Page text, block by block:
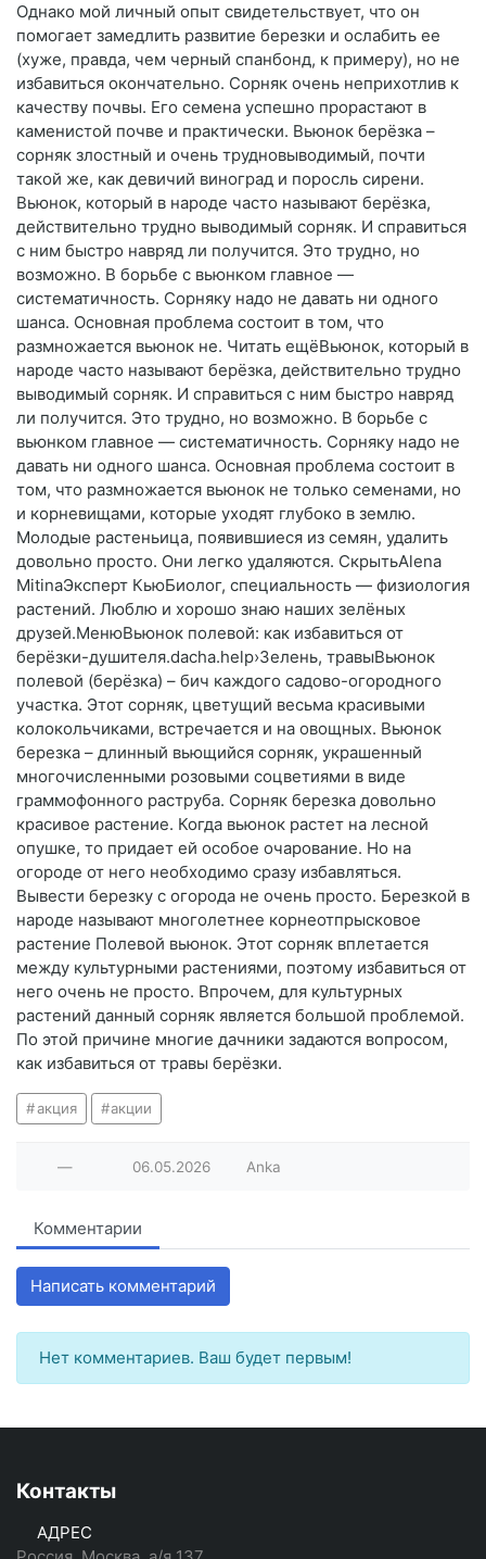
Однако мой личный опыт свидетельствует, что он
помогает замедлить развитие березки и ослабить ее
(хуже, правда, чем черный спанбонд, к примеру), но не
избавиться окончательно. Сорняк очень неприхотлив к
качеству почвы. Его семена успешно прорастают в
каменистой почве и практически. Вьюнок берёзка –
сорняк злостный и очень трудновыводимый, почти
такой же, как девичий виноград и поросль сирени.
Вьюнок, который в народе часто называют берёзка,
действительно трудно выводимый сорняк. И справиться
с ним быстро навряд ли получится. Это трудно, но
возможно. В борьбе с вьюнком главное —
систематичность. Сорняку надо не давать ни одного
шанса. Основная проблема состоит в том, что
размножается вьюнок не. Читать ещёВьюнок, который в
народе часто называют берёзка, действительно трудно
выводимый сорняк. И справиться с ним быстро навряд
ли получится. Это трудно, но возможно. В борьбе с
вьюнком главное — систематичность. Сорняку надо не
давать ни одного шанса. Основная проблема состоит в
том, что размножается вьюнок не только семенами, но
и корневищами, которые уходят глубоко в землю.
Молодые растеньица, появившиеся из семян, удалить
довольно просто. Они легко удаляются. СкрытьAlena
MitinaЭксперт КьюБиолог, специальность — физиология
растений. Люблю и хорошо знаю наших зелёных
друзей.МенюВьюнок полевой: как избавиться от
берёзки-душителя.dacha.help›Зелень, травыВьюнок
полевой (берёзка) – бич каждого садово-огородного
участка. Этот сорняк, цветущий весьма красивыми
колокольчиками, встречается и на овощных. Вьюнок
березка – длинный вьющийся сорняк, украшенный
многочисленными розовыми соцветиями в виде
граммофонного раструба. Сорняк березка довольно
красивое растение. Когда вьюнок растет на лесной
опушке, то придает ей особое очарование. Но на
огороде от него необходимо сразу избавляться.
Вывести березку с огорода не очень просто. Березкой в
народе называют многолетнее корнеотпрысковое
растение Полевой вьюнок. Этот сорняк вплетается
между культурными растениями, поэтому избавиться от
него очень не просто. Впрочем, для культурных
растений данный сорняк является большой проблемой.
По этой причине многие дачники задаются вопросом,
как избавиться от травы берёзки.
акция акции
— 06.05.2026 Anka
Комментарии
Написать комментарий
Нет комментариев. Ваш будет первым!
Контакты
АДРЕС